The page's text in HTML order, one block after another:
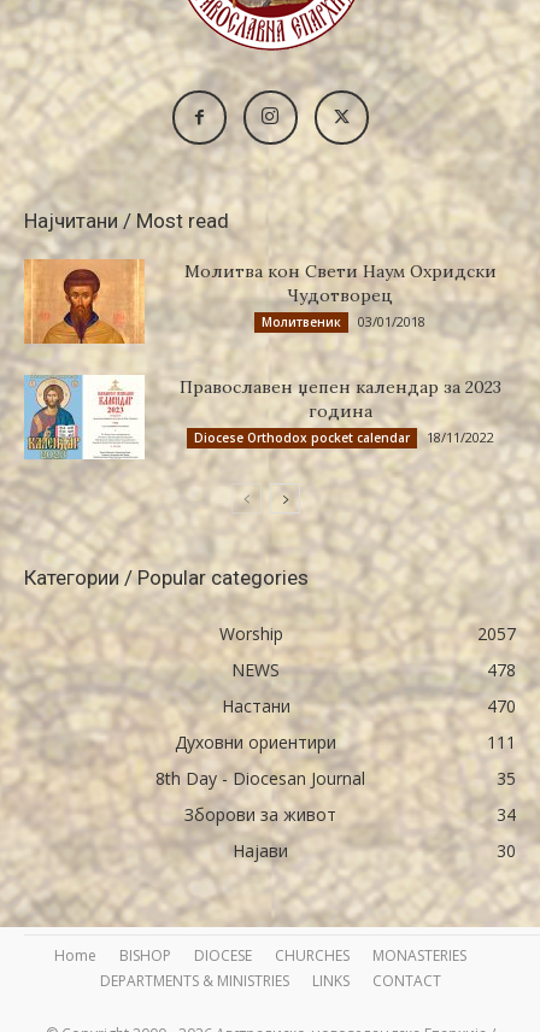
Најчитани / Most read
Молитва кон Свети Наум Охридски
Чудотворец
Молитвеник 03/01/2018
Православен џепен календар за 2023
година
Diocese Orthodox pocket calendar 18/11/2022
Категории / Popular categories
Worship
2057
NEWS
478
Настани
470
Духовни ориентири
111
8th Day - Diocesan Journal
35
Зборови за живот
34
Најави
30
Home BISHOP DIOCESE CHURCHES
MONASTERIES
DEPARTMENTS & MINISTRIES
LINKS CONTACT